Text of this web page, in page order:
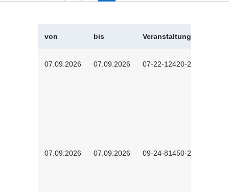
von bis Veranstaltungskürzel
07.09.2026 07.09.2026 07-22-12420-2601
07.09.2026 07.09.2026 09-24-81450-2602